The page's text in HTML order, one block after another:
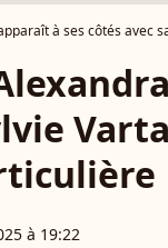
à ses côtés avec
à 19:22